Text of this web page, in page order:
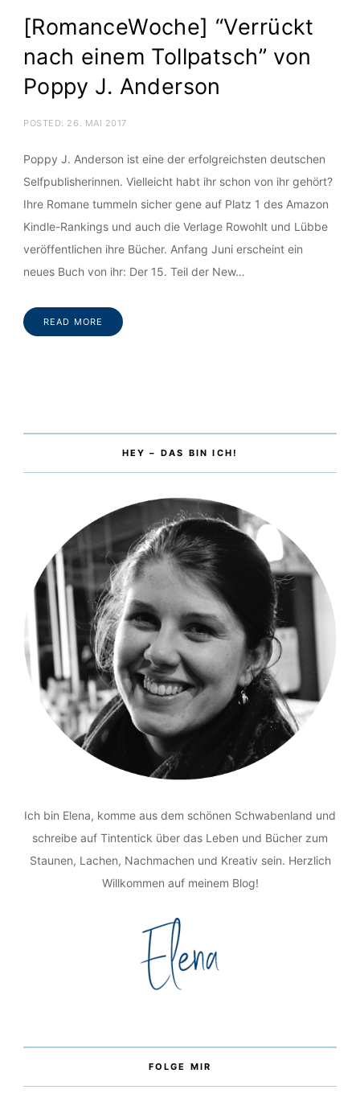
[RomanceWoche] “Verrückt
nach einem Tollpatsch” von
Poppy J. Anderson
POSTED: 26. MAI 2017
Poppy J. Anderson ist eine der erfolgreichsten deutschen
Selfpublisherinnen. Vielleicht habt ihr schon von ihr gehört?
Ihre Romane tummeln sicher gene auf Platz 1 des Amazon
Kindle-Rankings und auch die Verlage Rowohlt und Lübbe
veröffentlichen ihre Bücher. Anfang Juni erscheint ein
neues Buch von ihr: Der 15. Teil der New…
READ MORE
HEY – DAS BIN ICH!
Ich bin Elena, komme aus dem schönen Schwabenland und
schreibe auf Tintentick über das Leben und Bücher zum
Staunen, Lachen, Nachmachen und Kreativ sein. Herzlich
Willkommen auf meinem Blog!
FOLGE MIR